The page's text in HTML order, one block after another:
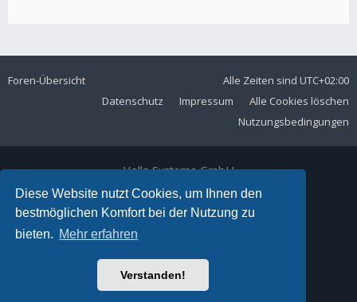
Diese Website nutzt Cookies, um Ihnen den
bestmöglichen Komfort bei der Nutzung zu
bieten. Mehr erfahren
Verstanden!
Foren-Übersicht Alle Zeiten sind UTC+02:00
Alle Cookies löschen
Impressum
Datenschutz
Nutzungsbedingungen
Volla Systeme GmbH
Kölner Straße 102
42897 Remscheid
Telefon:+49 2191 59897 61
E-Mail:
Ariki Theme by